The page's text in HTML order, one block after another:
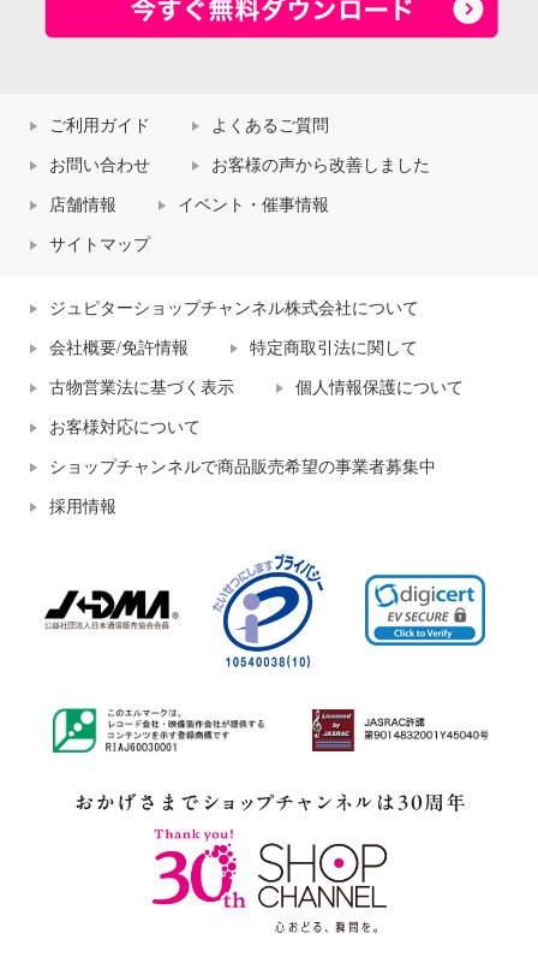
ご利用ガイド よくあるご質問
お問い合わせ お客様の声から改善しました
店舗情報 イベント・催事情報
サイトマップ
ジュピターショップチャンネル株式会社について
会社概要/免許情報 特定商取引法に関して
古物営業法に基づく表示 個人情報保護について
お客様対応について
ショップチャンネルで商品販売希望の事業者募集中
採用情報